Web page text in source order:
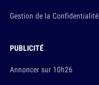
Gestion de la Confidentialité
PUBLICITÉ
Annoncer sur 10h26